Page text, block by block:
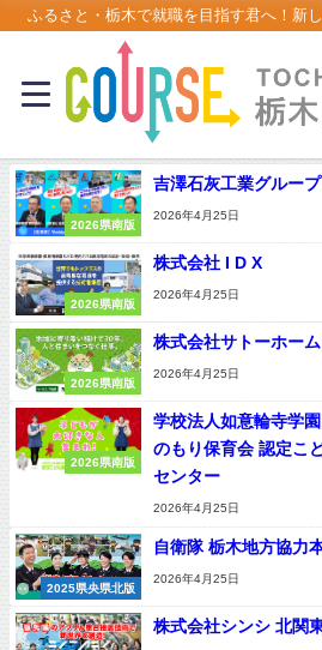
ふるさと・栃木で就職を目指す君へ！新
2026県南版
吉澤石灰工業グループ
2026年4月25日
2026県南版
株式会社 I D X
2026年4月25日
2026県南版
株式会社サトーホーム
2026年4月25日
2026県南版
学校法人如意輪寺学
のもり保育会 認定こ
センター
2026年4月25日
2025県央県北版
自衛隊 栃木地方協力
2026年4月25日
株式会社シンシ 北関